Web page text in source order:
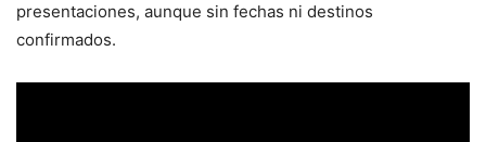
presentaciones, aunque sin fechas ni destinos
confirmados.